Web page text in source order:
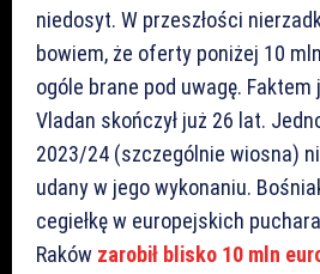
niedosyt. W przeszłości
bowiem, że oferty poniżej 10
ogóle brane pod uwagę. Faktem
Vladan skończył już 26 lat.
2023/24 (szczególnie wiosna)
udany w jego wykonaniu.
cegiełkę w europejskich
Raków zarobił blisko 10 mln